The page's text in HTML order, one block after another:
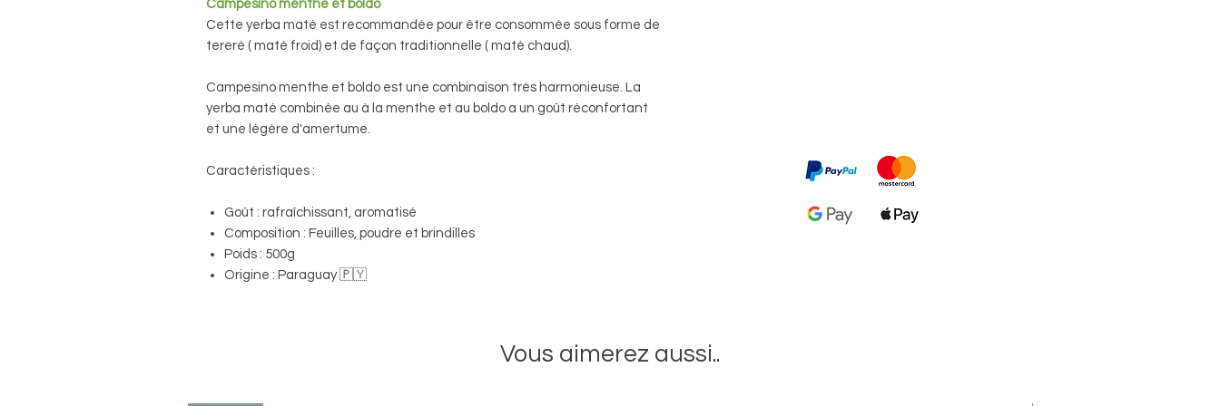
Campesino menthe et boldo
Cette yerba maté est recommandée pour être consommée sous forme de
tereré ( maté froid) et de façon traditionnelle ( maté chaud).
Campesino menthe et boldo est une combinaison très harmonieuse. La
yerba maté combinée au à la menthe et au boldo a un goût réconfortant
et une légère d'amertume.
Caractéristiques :
Goût : rafraîchissant, aromatisé
Composition : Feuilles, poudre et brindilles
Poids : 500g
Origine : Paraguay 🇵🇾
Vous aimerez aussi..